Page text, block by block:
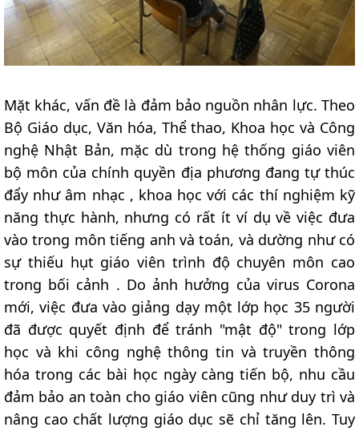
Mặt khác, vấn đề là đảm bảo nguồn nhân lực. Theo
Bộ Giáo dục, Văn hóa, Thể thao, Khoa học và Công
nghệ Nhật Bản, mặc dù trong hệ thống giáo viên
bộ môn của chính quyền địa phương đang tự thúc
đẩy như âm nhạc , khoa học với các thí nghiệm kỹ
năng thực hành, nhưng có rất ít ví dụ về việc đưa
vào trong môn tiếng anh và toán, và dường như có
sự thiếu hụt giáo viên trình độ chuyên môn cao
trong bối cảnh . Do ảnh hưởng của virus Corona
mới, việc đưa vào giảng dạy một lớp học 35 người
đã được quyết định để tránh "mật độ" trong lớp
học và khi công nghệ thông tin và truyền thông
hóa trong các bài học ngày càng tiến bộ, nhu cầu
đảm bảo an toàn cho giáo viên cũng như duy trì và
nâng cao chất lượng giáo dục sẽ chỉ tăng lên. Tuy